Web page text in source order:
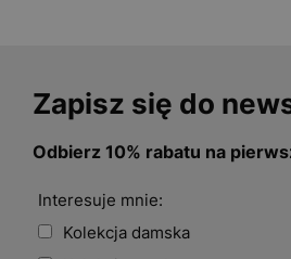
Zapisz się do
Odbierz 10% rabatu na
Interesuje mnie:
Kolekcja damska